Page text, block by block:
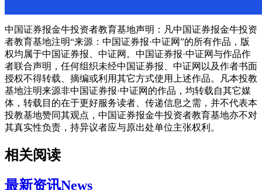
中国证券报金牛投资者教育基地声明：凡中国证券报金牛投资
者教育基地注明“来源：中国证券报·中证网”的所有作品，版
权均属于中国证券报、中证网。中国证券报·中证网与作品作
者联合声明，任何组织未经中国证券报、中证网以及作者书面
授权不得转载、摘编或利用其它方式使用上述作品。凡本投教
基地注明来源非中国证券报·中证网的作品，均转载自其它媒
体，转载目的在于更好服务读者、传递信息之需，并不代表本
投教基地赞同其观点，中国证券报金牛投资者教育基地亦不对
其真实性负责，持异议者应与原出处单位主张权利。
相关阅读
最新资讯News